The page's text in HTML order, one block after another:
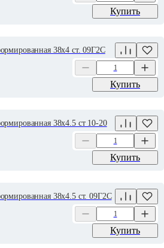
Купить
38х4 ст. 09Г2С
Купить
38х4.5 ст 10-20
Купить
38х4.5 ст. 09Г2С
Купить